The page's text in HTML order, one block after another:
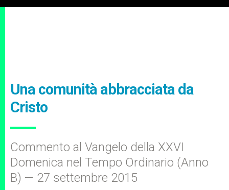
Una comunità abbracciata da
Cristo
Commento al Vangelo della XXVI
Domenica nel Tempo Ordinario (Anno
B) — 27 settembre 2015